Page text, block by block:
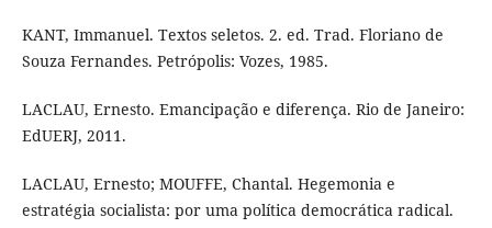
KANT, Immanuel. Textos seletos. 2. ed. Trad. Floriano de
Souza Fernandes. Petrópolis: Vozes, 1985.
LACLAU, Ernesto. Emancipação e diferença. Rio de Janeiro:
EdUERJ, 2011.
LACLAU, Ernesto; MOUFFE, Chantal. Hegemonia e
estratégia socialista: por uma política democrática radical.